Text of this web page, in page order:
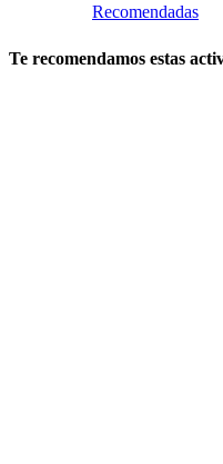
Recomendadas
Te recomendamos estas